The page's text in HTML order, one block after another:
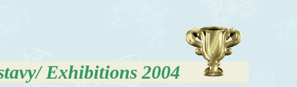
Exhibitions 2004